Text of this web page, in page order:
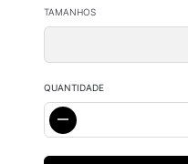
TAMANHOS
QUANTIDADE